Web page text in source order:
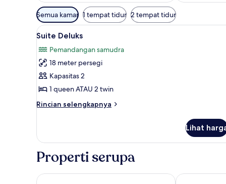
Filter
tersedia
untuk
Semua kamar 1 tempat tidur 2 tempat tidur
Lihat
semua
foto
untuk
Suite
Deluks
Brankas, tirai kedap cahaya,
6
Suite Deluks
Pemandangan samudra
18 meter persegi
Kapasitas 2
1 queen ATAU 2 twin
Rincian selengkapnya
Rincian
Suite
Lihat
Properti serupa
Meruorah Komodo Labuan Bajo AYANA